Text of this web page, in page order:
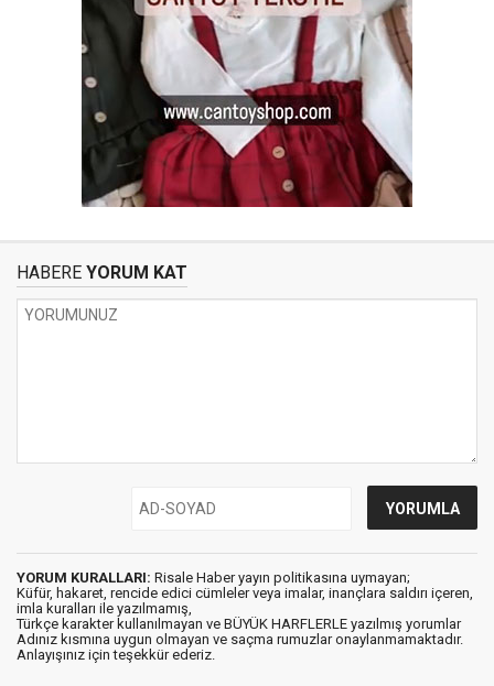
HABERE YORUM KAT
YORUM KURALLARI: Risale Haber yayın politikasına uymayan;
Küfür, hakaret, rencide edici cümleler veya imalar, inançlara saldırı içeren,
imla kuralları ile yazılmamış,
Türkçe karakter kullanılmayan ve BÜYÜK HARFLERLE yazılmış yorumlar
Adınız kısmına uygun olmayan ve saçma rumuzlar onaylanmamaktadır.
Anlayışınız için teşekkür ederiz.